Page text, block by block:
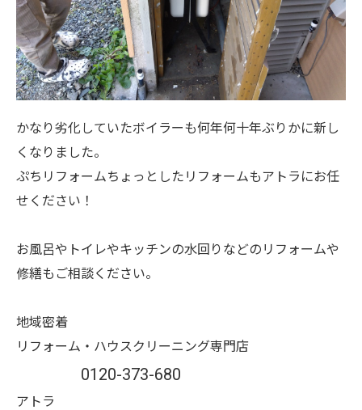
かなり劣化していたボイラーも何年何十年ぶりかに新し
くなりました。
ぷちリフォームちょっとしたリフォームもアトラにお任
せください！
お風呂やトイレやキッチンの水回りなどのリフォームや
修繕もご相談ください。
地域密着
リフォーム・ハウスクリーニング専門店
0120-373-680
アトラ